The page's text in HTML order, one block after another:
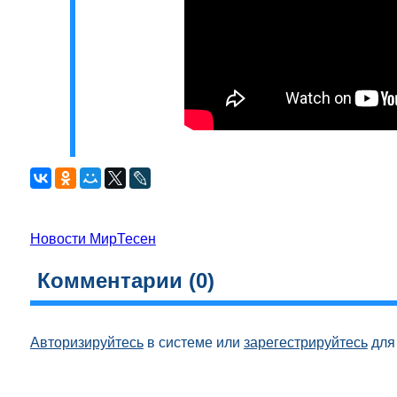
Новости МирТесен
Комментарии (0)
Авторизируйтесьв системе или зарегестрируйтесьдля